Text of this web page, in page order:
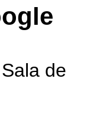
de